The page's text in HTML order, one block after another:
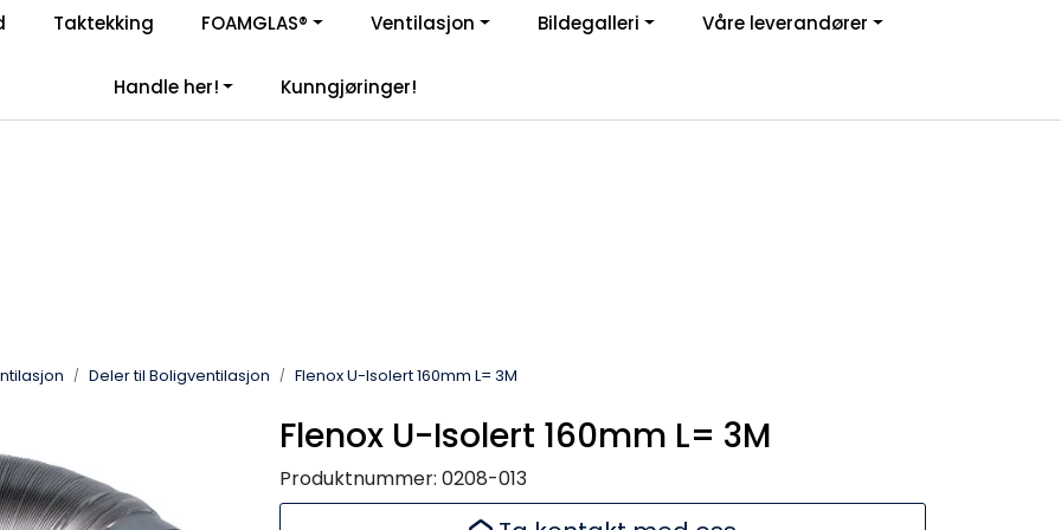
Taktekking FOAMGLAS® Ventilasjon Bildegalleri Våre leverandører
Handle her! Kunngjøringer!
Deler til Boligventilasjon Flenox U-Isolert 160mm L= 3M
Flenox U-Isolert 160mm L= 3M
Produktnummer: 0208-013